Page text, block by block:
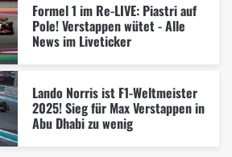
Formel 1 im Re-LIVE: Piastri auf
Pole! Verstappen wütet - Alle
News im Liveticker
Lando Norris ist F1-Weltmeister
2025! Sieg für Max Verstappen in
Abu Dhabi zu wenig